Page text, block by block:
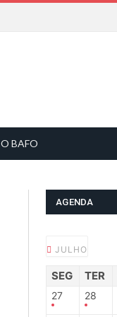
O BAFO
AGENDA
JULHO
SEG TER
27 28